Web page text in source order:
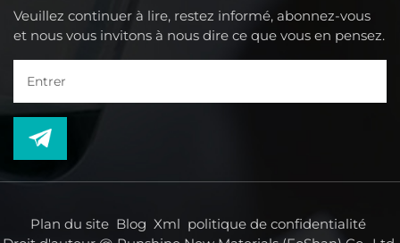
Veuillez continuer à lire, restez informé, abonnez-vous
et nous vous invitons à nous dire ce que vous en pensez.
Plan du site Blog Xml politique de confidentialité